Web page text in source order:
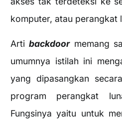
komputer, atau perangkat
Artibackdoormemang
umumnya istilah ini
yang dipasangkan
program perangkat
Fungsinya yaitu untuk